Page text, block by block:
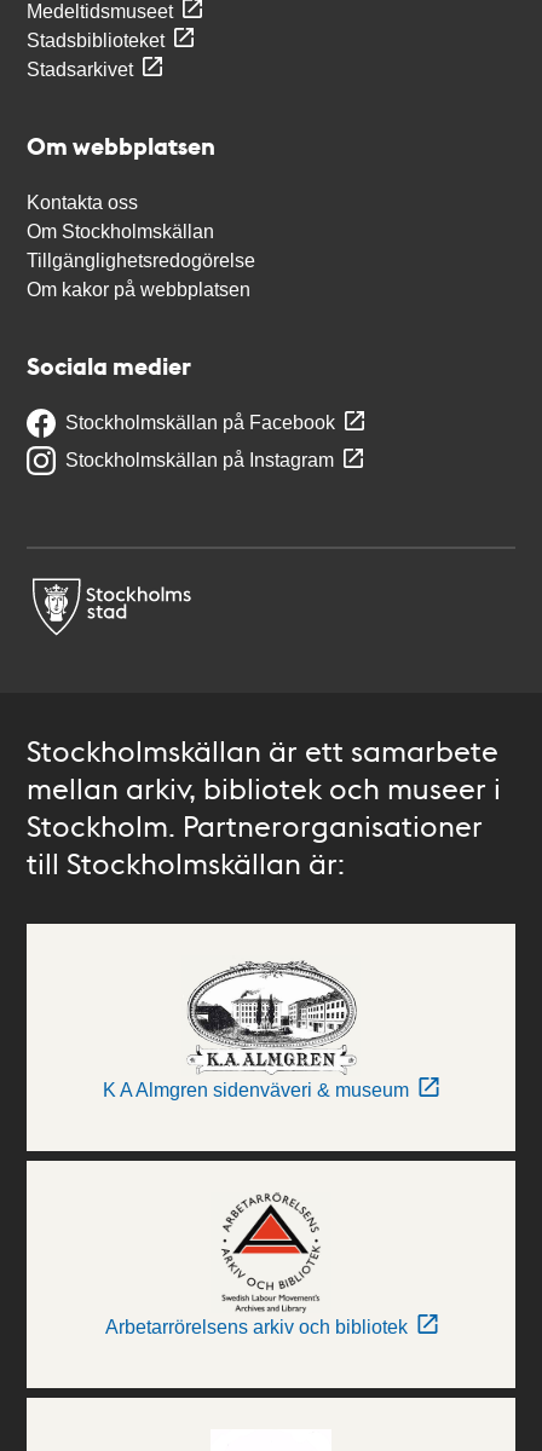
Medeltidsmuseet
Stadsbiblioteket
Stadsarkivet
Om webbplatsen
Kontakta oss
Om Stockholmskällan
Tillgänglighetsredogörelse
Om kakor på webbplatsen
Sociala medier
Stockholmskällan på Facebook
Stockholmskällan på Instagram
Stockholmskällan är ett samarbete
mellan arkiv, bibliotek och museer i
Stockholm. Partnerorganisationer
till Stockholmskällan är:
K A Almgren sidenväveri & museum
Arbetarrörelsens arkiv och bibliotek